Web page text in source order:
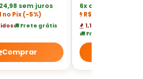
sem juros
no Pix(-5%)
Frete grátis
Comprar
6x de R$ 43,32
R$ 246,90 no Pix
1,1 mil vendidos
Frete grátis